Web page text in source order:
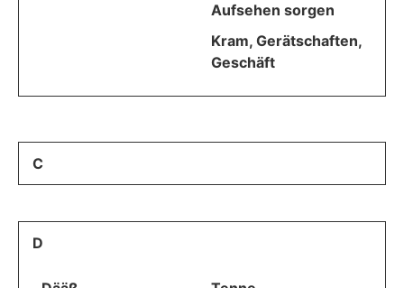
Aufsehen sorgen
Kram, Gerätschaften,
Geschäft
C
D